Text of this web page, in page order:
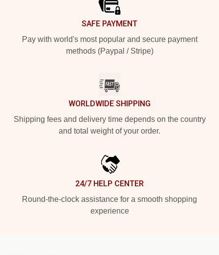
SAFE PAYMENT
Pay with world's most popular and secure payment
methods (Paypal / Stripe)
WORLDWIDE SHIPPING
Shipping fees and delivery time depends on the country
and total weight of your order.
24/7 HELP CENTER
Round-the-clock assistance for a smooth shopping
experience